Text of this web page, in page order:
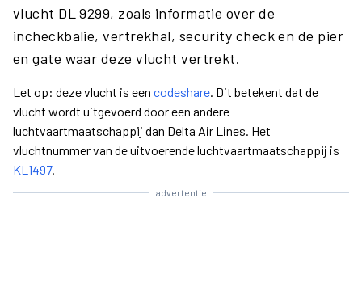
vlucht DL 9299, zoals informatie over de
incheckbalie, vertrekhal, security check en de pier
en gate waar deze vlucht vertrekt.
Let op: deze vlucht is een codeshare. Dit betekent dat de
vlucht wordt uitgevoerd door een andere
luchtvaartmaatschappij dan Delta Air Lines. Het
vluchtnummer van de uitvoerende luchtvaartmaatschappij is
KL1497.
advertentie